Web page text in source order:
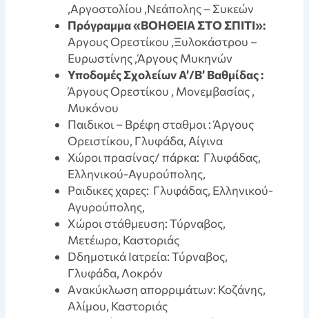
,Αργοστολίου ,Νεάπολης – Συκεών
Πρόγραμμα «ΒΟΗΘΕΙΑ ΣΤΟ ΣΠΙΤΙ»:
Αργους Ορεστίκου ,Ξυλοκάστρου –
Ευρωστίνης ,Άργους Μυκηνών
Υποδομές Σχολείων A’/B’ Βαθμίδας :
Άργους Ορεστίκου , Μονεμβασίας ,
Μυκόνου
Παιδικοι – Βρέφη σταθμοι : Άργους
Ορειστίκου, Γλυφάδα, Αίγινα
Χώροι πρασίνας/ πάρκα: Γλυφάδας,
Ελληνικού-Αγυρούπολης,
Pαιδικες χαρες: Γλυφάδας, Ελληνικού-
Αγυρούπολης,
Xώροι στάθμευση: Τύρναβος,
Μετέωρα, Καστοριάς
Dδημοτικά Ιατρεία: Τύρναβος,
Γλυφάδα, Λοκρόν
Aνακύκλωση απορριμάτων: Κοζάνης,
Αλίμου, Καστοριάς